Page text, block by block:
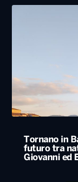
Tornano in
futuro tra
Giovanni ed